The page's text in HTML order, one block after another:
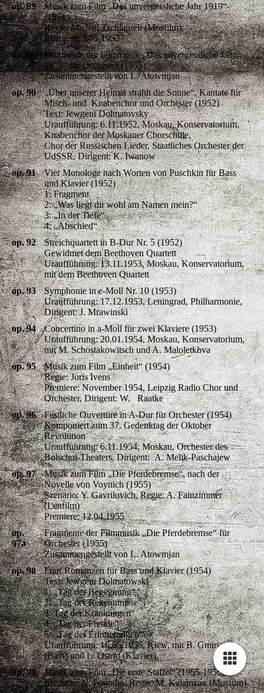
op. 89
Musik zum Film „Das unvergessliche Jahr 1919“
(1951)
Regie: Michail Tschiaureli (Mosfilm);
Premiere: 3.05.1952
op.89a Fragmente der Filmmusik „Das unvergessliche Jahr
1919“ für Orchester (1955)
Zusammengestellt von L. Atowmjan
op. 90
„Über unserer Heimat strahlt die Sonne“, Kantate für
Misch- und Knabenchor und Orchester (1952)
Text: Jewgeni Dolmatovsky
Uraufführung: 6.11.1952, Moskau, Konservatorium,
Knabenchor der Moskauer Chorschule,
Chor der Russischen Lieder, Staatliches Orchester der
UdSSR, Dirigent: K. Iwanow
op. 91
Vier Monologe nach Worten von Puschkin für Bass
und Klavier (1952)
1: Fragment
2: „Was liegt dir wohl am Namen mein?“
3: „In der Tiefe“
4: „Abschied“
op. 92
Streichquartett in B-Dur Nr. 5 (1952)
Gewidmet dem Beethoven Quartett
Uraufführung: 13.11.1953, Moskau, Konservatorium,
mit dem Beethoven Quartett
op. 93
Symphonie in e-Moll Nr. 10 (1953)
Uraufführung: 17.12.1953, Leningrad, Philharmonie,
Dirigent: J. Mrawinski
op. 94
Concertino in a-Moll für zwei Klaviere (1953)
Uraufführung: 20.01.1954, Moskau, Konservatorium,
mit M. Schostakowitsch und A. Maloletkova
op. 95
Musik zum Film „Einheit“ (1954)
Regie: Joris Ivens
Premiere: November 1954, Leipzig Radio Chor und
Orchester, Dirigent: W. Raatke
op. 96
Festliche Ouvertüre in A-Dur für Orchester (1954)
Komponiert zum 37. Gedenktag der Oktober
Revolution
Uraufführung: 6.11.1954, Moskau, Orchester des
Bolschoi-Theaters, Dirigent: A. Melik-Paschajew
op. 97
Musik zum Film „Die Pferdebremse“, nach der
Novelle von Voynich (1955)
Szenario: Y. Gavrilovich, Regie: A. Fainzimmer
(Lenfilm)
Premiere: 12.04.1955
op.
97a
Fragmente der Filmmusik „Die Pferdebremse“ für
Orchester (1955)
Zusammengestellt von L. Atowmjan
op. 98
Fünf Romanzen für Bass und Klavier (1954)
Text: Jewgeni Dolmatowski
1: „Tag der Begegnung“
2: „Tag der Bekenntnisse“
3: Tag der Kränkungen“
4: „Tag der Freude“
5: „Tag der Erinnerungen“
Uraufführung: 16.05.1956, Kiew, mit B. Gmirja
(Bass) und L. Ostrin (Klavier)
op. 99
Musik zum Film „Die erste Staffel“ (1955-1956)
Szenario: N. Pogodin; Regie: M. Kalatozov (Mosfilm)